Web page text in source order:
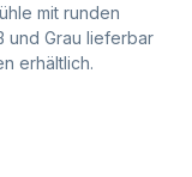
mit runden
und Grau lieferbar
erhältlich.